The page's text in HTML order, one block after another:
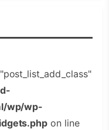
wp/wp-
on line